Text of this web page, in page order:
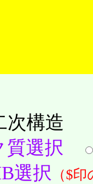
次構造
質選択
選択 （$